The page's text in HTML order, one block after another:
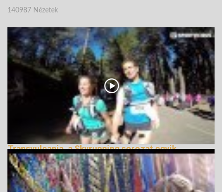
140987 Nézetek
Transvulcania, a Skyrunning sorozat egyik
legszebb futama
150202 Nézetek